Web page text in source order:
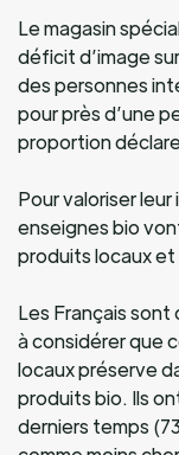
Le magasin
déficit d’image
des personnes
pour près d’une
proportion déclare
Pour valoriser
enseignes bio
produits locaux et
Les Français sont
à considérer que
locaux préserve
produits bio. Ils
derniers temps